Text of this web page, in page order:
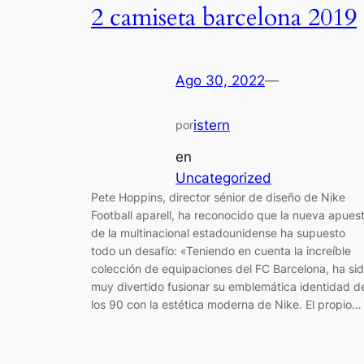
2 camiseta barcelona 2019
Ago 30, 2022—
poristern
en
Uncategorized
Pete Hoppins, director sénior de diseño de Nike
Football aparell, ha reconocido que la nueva
de la multinacional estadounidense ha supuesto
todo un desafío: «Teniendo en cuenta la increíble
colección de equipaciones del FC Barcelona, ha
muy divertido fusionar su emblemática identidad
los 90 con la estética moderna de Nike. El propio…